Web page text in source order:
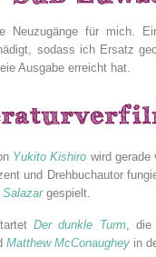
Neuzugänge für mich.
sodass ich Ersatz
Ausgabe erreicht hat.
Yukito Kishiro wird
und Drehbuchautor
Salazargespielt.
Der dunkle Turm, die
Matthew McConaughey in